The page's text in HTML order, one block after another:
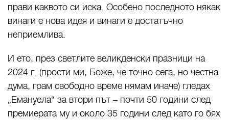
прави каквото си иска. Особено последното някак
винаги е нова идея и винаги е достатъчно
неприемлива.
И ето, през светлите великденски празници на
2024 г. (прости ми, Боже, че точно сега, но честна
дума, грам свободно време нямам иначе) гледах
„Емануела“ за втори път – почти 50 години след
премиерата му и около 35 години след като го бях